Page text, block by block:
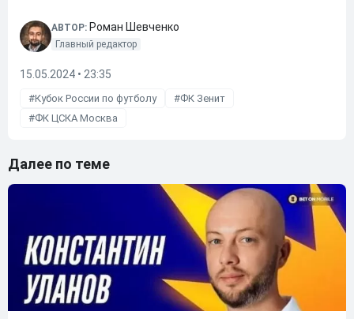
АВТОР: Роман Шевченко
Главный редактор
15.05.2024 • 23:35
Кубок России по футболу
ФК Зенит
ФК ЦСКА Москва
Далее по теме